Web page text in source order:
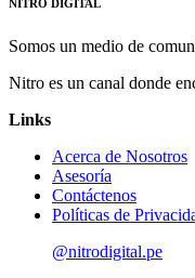
NITRO DIGITAL
Somos un medio de
Nitro es un canal donde
Links
Acerca de Nosotros
Asesoría
Contáctenos
Políticas de
@nitrodigital.pe